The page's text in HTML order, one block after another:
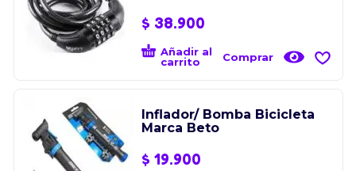
$ 38.900
Añadir al
carrito
Comprar
Inflador/ Bomba Bicicleta
Marca Beto
$ 19.900